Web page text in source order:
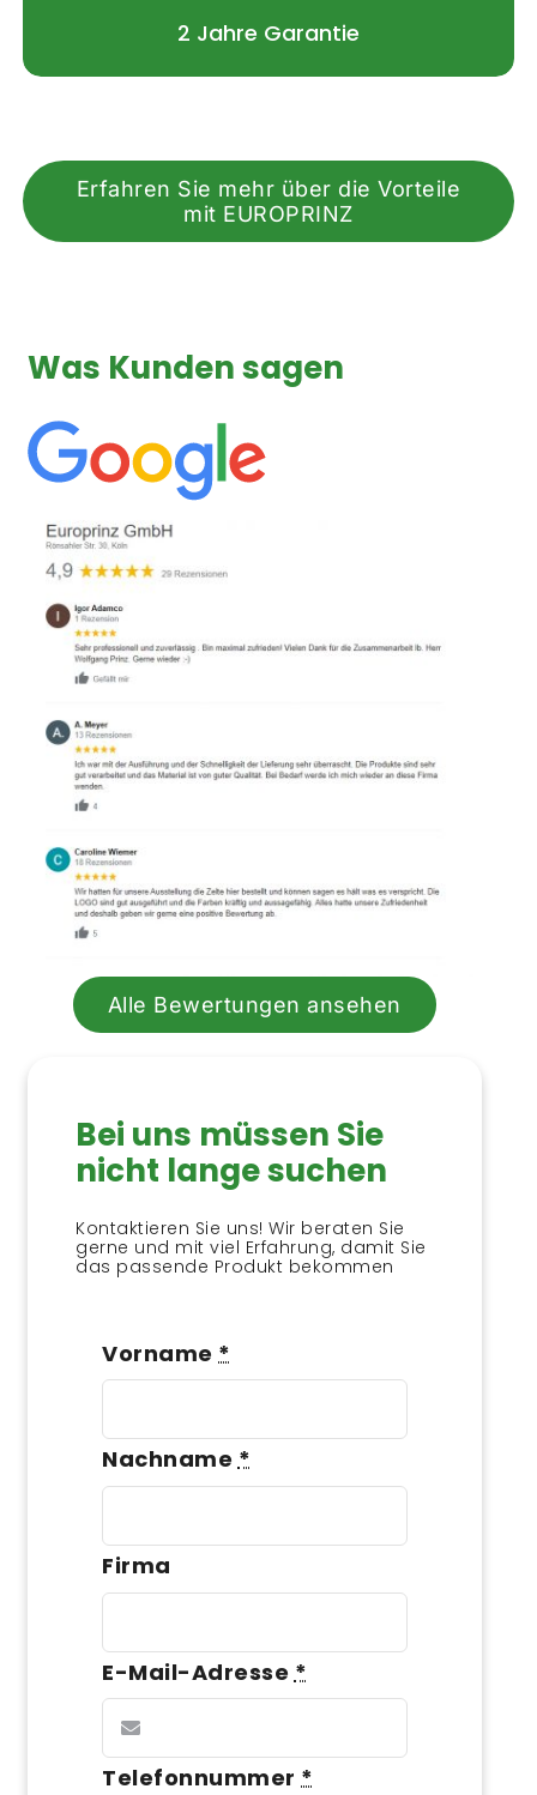
2 Jahre Garantie
Erfahren Sie mehr über die Vorteile
mit EUROPRINZ
Was Kunden sagen
Alle Bewertungen ansehen
Bei uns müssen Sie
nicht lange suchen
Kontaktieren Sie uns! Wir beraten Sie
gerne und mit viel Erfahrung, damit Sie
das passende Produkt bekommen
Vorname *
Nachname*
Firma
E-Mail-Adresse *
Telefonnummer*